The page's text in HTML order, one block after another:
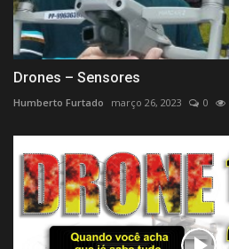
Drones – Sensores
Humberto Furtado março 26, 2023 0